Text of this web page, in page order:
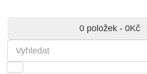
0 položek - 0Kč